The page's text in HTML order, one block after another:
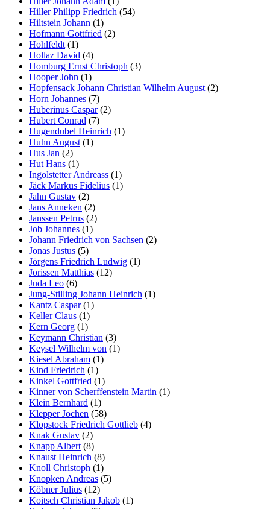
Hiller Philipp Friedrich (54)
Hiltstein Johann (1)
Hofmann Gottfried (2)
Hohlfeldt (1)
Hollaz David (4)
Homburg Ernst Christoph (3)
Hooper John (1)
Hopfensack Johann Christian Wilhelm August (2)
Horn Johannes (7)
Huberinus Caspar(2)
Hubert Conrad (7)
Hugendubel Heinrich (1)
Huhn August (1)
Hus Jan (2)
Hut Hans (1)
Ingolstetter Andreass (1)
Jäck Markus Fidelius (1)
Jahn Gustav (2)
Jans Anneken (2)
Janssen Petrus (2)
Job Johannes (1)
Johann Friedrich von Sachsen (2)
Jonas Justus (5)
Jörgens Friedrich Ludwig (1)
Jorissen Matthias (12)
Juda Leo (6)
Jung-Stilling Johann Heinrich (1)
Kantz Caspar(1)
Keller Claus (1)
Kern Georg (1)
Keymann Christian (3)
Keysel Wilhelm von (1)
Kiesel Abraham (1)
Kind Friedrich (1)
Kinkel Gottfried (1)
Kinner von Scherffenstein Martin (1)
Klein Bernhard (1)
Klepper Jochen (58)
Klopstock Friedrich Gottlieb (4)
Knak Gustav (2)
Knapp Albert (8)
Knaust Heinrich (8)
Knoll Christoph (1)
Knopken Andreas (5)
Köbner Julius (12)
Koitsch Christian Jakob (1)